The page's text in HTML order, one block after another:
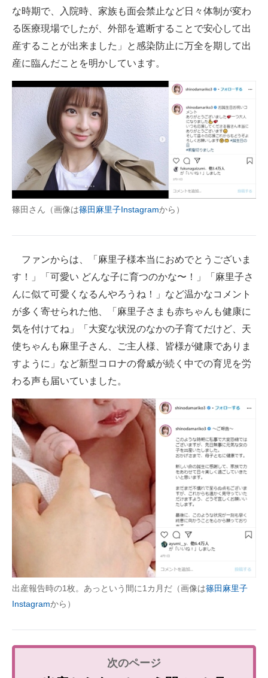
建設×テクノロジーの最前線
ちょっと気になるネットの話題
な時期で、入院時、家族も面会禁止など日々体制が変わ
る医療現場でしたが、外部を遮断することで安心して出
産することが出来ました」と感染防止に万全を期して出
産に臨んだことを明かしています。
篠田さん（画像は篠田麻里子Instagramから）
ファンからは、「麻里子様本当におめでとうございま
す！」「可愛い どんな子に育つのかな〜！」「麻里子さ
んに似て可愛くなるんやろうね！」など温かなコメント
が多く寄せられた他、「麻里子さまも赤ちゃんも健康に
気を付けてね」「大変な状況のなかの子育てだけど、天
使ちゃんも麻里子さん、ご主人様、皆様が健康でありま
すように」など新型コロナの脅威が続く中での育児を労
わる声も届いていました。
出産報告時の1枚。あっという間に1カ月だ（画像は篠田麻里子
Instagramから）